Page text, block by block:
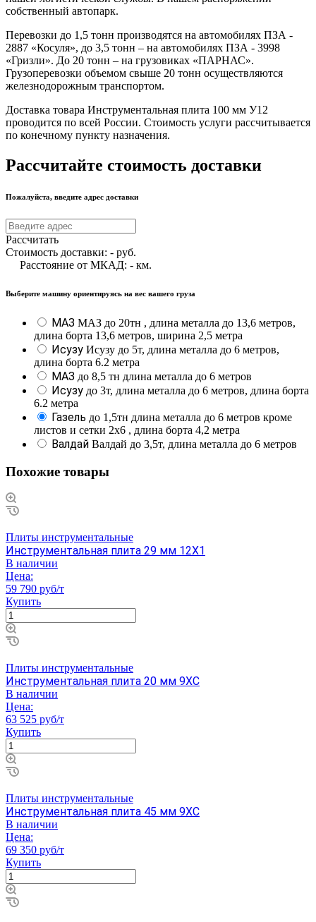
собственный автопарк.
Перевозки до 1,5 тонн производятся на автомобилях ПЗА -
2887 «Косуля», до 3,5 тонн – на автомобилях ПЗА - 3998
«Гризли». До 20 тонн – на грузовиках «ПАРНАС».
Грузоперевозки объемом свыше 20 тонн осуществляются
железнодорожным транспортом.
Доставка товара Инструментальная плита 100 мм У12
проводится по всей России. Стоимость услуги рассчитывается
по конечному пункту назначения.
Рассчитайте стоимость доставки
Пожалуйста, введите адрес доставки
Рассчитать
Стоимость доставки: - руб.
Расстояние от МКАД: - км.
Выберите машину ориентируясь на вес вашего груза
МАЗ МАЗ до 20тн , длина металла до 13,6 метров,
длина борта 13,6 метров, ширина 2,5 метра
Исузу Исузу до 5т, длина металла до 6 метров,
длина борта 6.2 метра
МАЗ до 8,5 тн длина металла до 6 метров
Исузу до 3т, длина металла до 6 метров, длина борта
6.2 метра
Газель до 1,5тн длина металла до 6 метров кроме
листов и сетки 2х6 , длина борта 4,2 метра
Валдай Валдай до 3,5т, длина металла до 6 метров
Похожие товары
Плиты инструментальные
Инструментальная плита 29 мм 12Х1
В наличии
Цена:
59 790 руб/т
Купить
Плиты инструментальные
Инструментальная плита 20 мм 9ХС
В наличии
Цена:
63 525 руб/т
Купить
Плиты инструментальные
Инструментальная плита 45 мм 9ХС
В наличии
Цена:
69 350 руб/т
Купить